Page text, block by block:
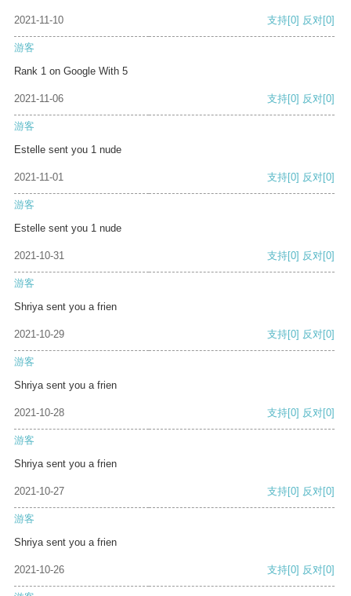
2021-11-10 支持[0] 反对[0]
游客
Rank 1 on Google With 5
2021-11-06 支持[0] 反对[0]
游客
Estelle sent you 1 nude
2021-11-01 支持[0] 反对[0]
游客
Estelle sent you 1 nude
2021-10-31 支持[0] 反对[0]
游客
Shriya sent you a frien
2021-10-29 支持[0] 反对[0]
游客
Shriya sent you a frien
2021-10-28 支持[0] 反对[0]
游客
Shriya sent you a frien
2021-10-27 支持[0] 反对[0]
游客
Shriya sent you a frien
2021-10-26 支持[0] 反对[0]